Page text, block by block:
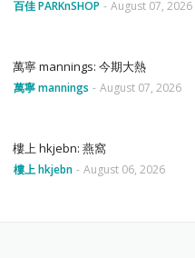
百佳 PARKnSHOP - August 07, 2026
萬寧 mannings: 今期大熱
萬寧 mannings - August 07, 2026
樓上 hkjebn: 燕窩
樓上 hkjebn - August 06, 2026